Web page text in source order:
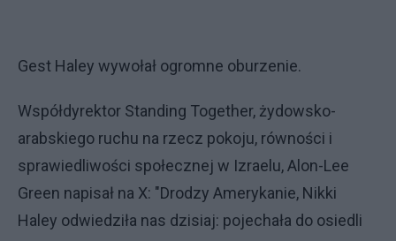
Gest Haley wywołał ogromne oburzenie.
Współdyrektor Standing Together, żydowsko-
arabskiego ruchu na rzecz pokoju, równości i
sprawiedliwości społecznej w Izraelu, Alon-Lee
Green napisał na X: "Drodzy Amerykanie, Nikki
Haley odwiedziła nas dzisiaj: pojechała do osiedli